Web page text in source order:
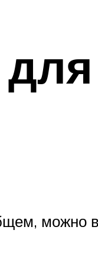
можно